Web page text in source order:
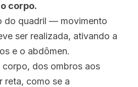
corpo.
do quadril — movimento
ser realizada, ativando a
e o abdômen.
dos ombros aos
reta, como se a